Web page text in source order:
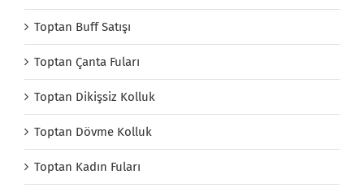
Toptan Buff Satışı
Toptan Çanta Fuları
Toptan Dikişsiz Kolluk
Toptan Dövme Kolluk
Toptan Kadın Fuları